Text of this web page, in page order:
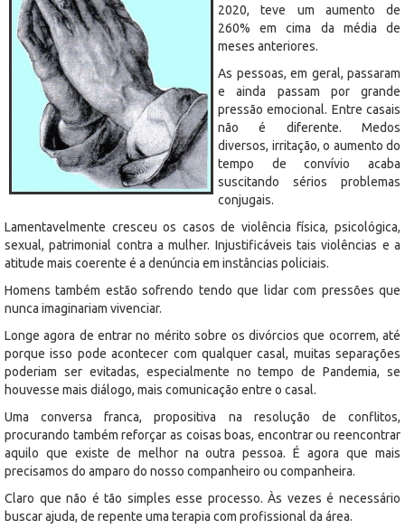
2020, teve um aumento de
260% em cima da média de
meses anteriores.
As pessoas, em geral, passaram
e ainda passam por grande
pressão emocional. Entre casais
não é diferente. Medos
diversos, irritação, o aumento do
tempo de convívio acaba
suscitando sérios problemas
conjugais.
Lamentavelmente cresceu os casos de violência física, psicológica,
sexual, patrimonial contra a mulher. Injustificáveis tais violências e a
atitude mais coerente é a denúncia em instâncias policiais.
Homens também estão sofrendo tendo que lidar com pressões que
nunca imaginariam vivenciar.
Longe agora de entrar no mérito sobre os divórcios que ocorrem, até
porque isso pode acontecer com qualquer casal, muitas separações
poderiam ser evitadas, especialmente no tempo de Pandemia, se
houvesse mais diálogo, mais comunicação entre o casal.
Uma conversa franca, propositiva na resolução de conflitos,
procurando também reforçar as coisas boas, encontrar ou reencontrar
aquilo que existe de melhor na outra pessoa. É agora que mais
precisamos do amparo do nosso companheiro ou companheira.
Claro que não é tão simples esse processo. Às vezes é necessário
buscar ajuda, de repente uma terapia com profissional da área.